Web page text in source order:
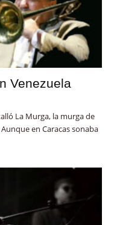
Venezuela
La Murga, la murga de
en Caracas sonaba